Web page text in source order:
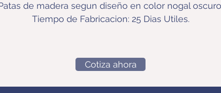
de madera segun diseño en color nogal
Tiempo de Fabricacion: 25 Dias Utiles.
Cotiza ahora